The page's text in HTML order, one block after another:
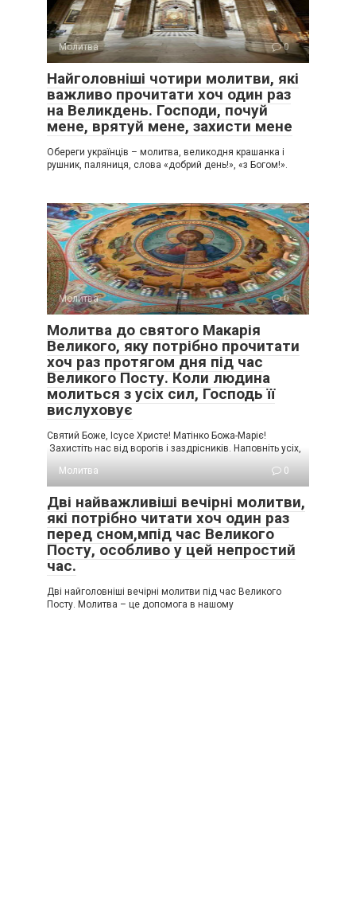
Молитва 0
Найголовніші чотири молитви, які
важливо прочитати хоч один раз
на Великдень. Господи, почуй
мене, врятуй мене, захисти мене
Обереги українців – молитва, великодня крашанка і
рушник, паляниця, слова «добрий день!», «з Богом!».
Молитва 0
Молитва до святого Макарія
Великого, яку потрібно прочитати
хоч раз протягом дня під час
Великого Посту. Коли людина
молиться з усіх сил, Господь її
вислуховує
Святий Боже, Ісусе Христе! Матінко Божа-Маріє!
Захистіть нас від ворогів і заздрісників. Наповніть усіх,
Молитва
0
Дві найважливіші вечірні молитви,
які потрібно читати хоч один раз
перед сном,мпід час Великого
Посту, особливо у цей непростий
час.
Дві найголовніші вечірні молитви під час Великого
Посту. Молитва – це допомога в нашому